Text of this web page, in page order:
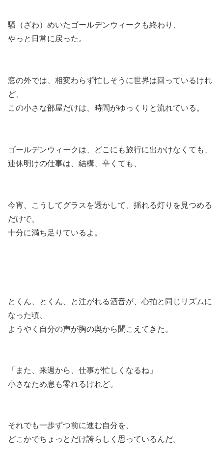
騒（ざわ）めいたゴールデンウィークも終わり、
やっと日常に戻った。
窓の外では、相変わらず忙しそうに世界は回っているけれ
ど、
この小さな部屋だけは、時間がゆっくりと流れている。
ゴールデンウィークは、どこにも旅行に出かけなくても、
連休明けの仕事は、結構、辛くても、
今宵、こうしてグラスを透かして、揺れる灯りを見つめる
だけで、
十分に満ち足りているよ。
とくん、とくん、と注がれる酒音が、心拍と同じリズムに
なった頃、
ようやく自分の声が胸の奥から聞こえてきた。
「また、来週から、仕事が忙しくなるね」
小さなため息も零れるけれど。
それでも一歩ずつ前に進む自分を、
どこかでちょっとだけ誇らしく思っているんだ。